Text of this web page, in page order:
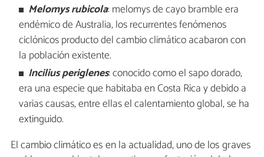
Melomys rubicola: melomys de cayo bramble era
endémico de Australia, los recurrentes fenómenos
ciclónicos producto del cambio climático acabaron con
la población existente.
Incilius periglenes: conocido como el sapo dorado,
era una especie que habitaba en Costa Rica y debido a
varias causas, entre ellas el calentamiento global, se ha
extinguido.
El cambio climático es en la actualidad, uno de los graves